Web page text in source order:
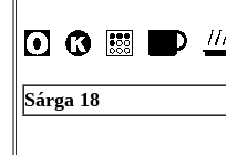
Sárga 18